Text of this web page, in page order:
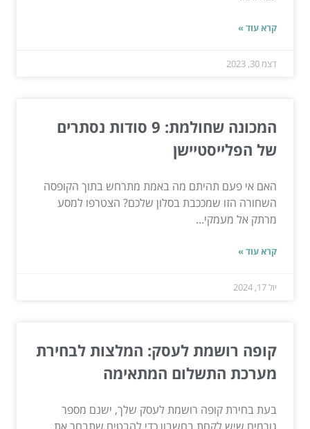
קרא עוד »
דצמ 30, 2023
המכונה שחולמת: 9 סודות נסתרים
של הפלייסטיישן
האם אי פעם תהיתם מה באמת מתרחש בתוך הקופסה
השחורה הזו שמככבת בסלון שלכם? הצטרפו למסע
מרתק אל מעמקי...
קרא עוד »
יול 17, 2024
קופה רושמת לעסק: המלצות לבחירת
מערכת התשלום המתאימה
בעת בחירת קופה רושמת לעסק שלך, ישנם מספר